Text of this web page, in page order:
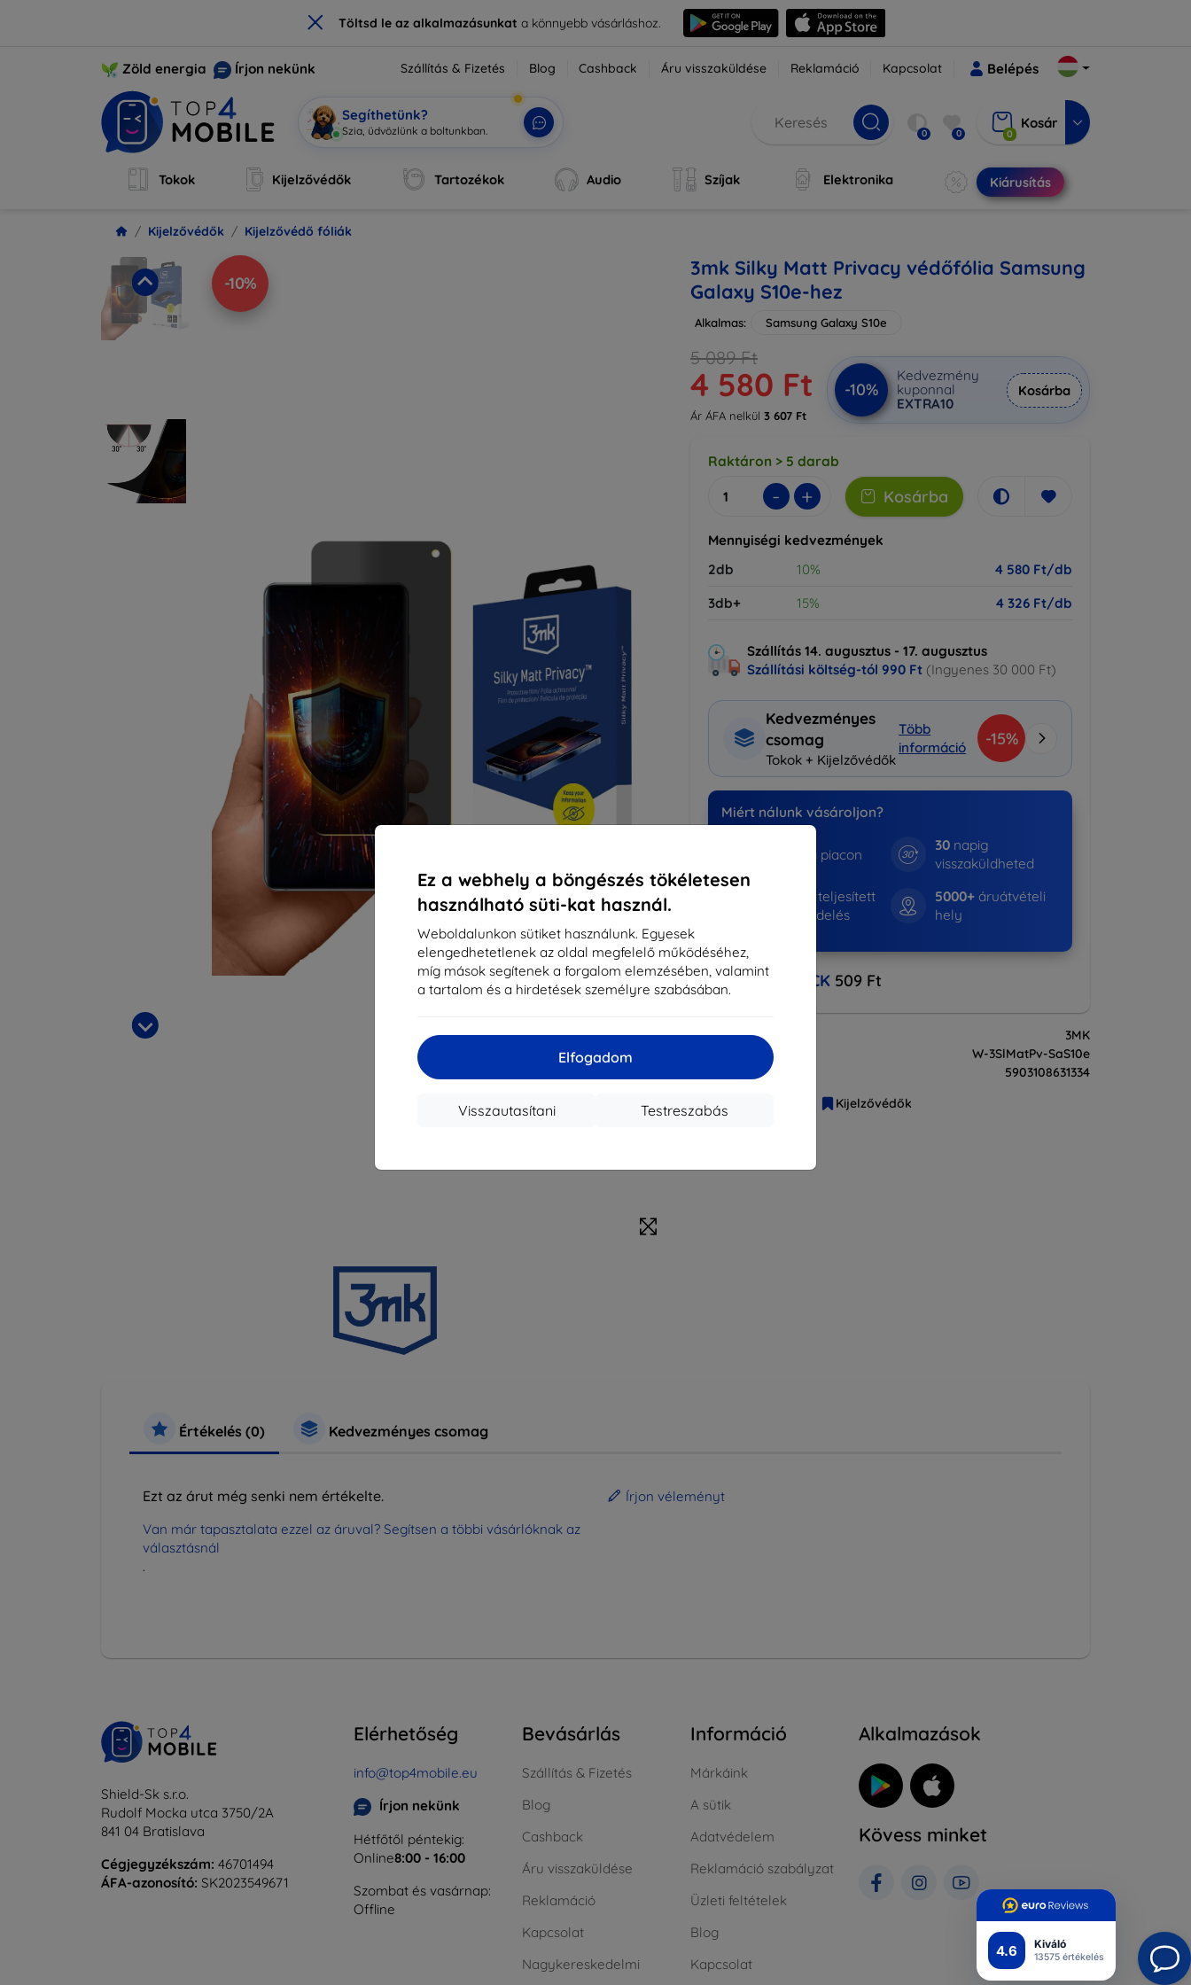
× Töltsd le az alkalmazásunkata könnyebb vásárláshoz.
4.6 Kiváló
13575 értékelés
Ez a webhely a böngészés tökéletesen
használható süti-kat használ.
Weboldalunkon sütiket használunk. Egyesek
elengedhetetlenek az oldal megfelelő működéséhez,
míg mások segítenek a forgalom elemzésében, valamint
a tartalom és a hirdetések személyre szabásában.
Elfogadom
Testreszabás
Visszautasítani
Zöld energia Írjon nekünk Szállítás & Fizetés Blog Cashback Áru visszaküldése Reklamáció Kapcsolat Belépés
Segíthetünk?
M| 0 0 0
Kosár
Tokok Kijelzővédők Tartozékok Audio Szíjak Elektronika Kiárusítás
Kijelzővédők Kijelzővédő fóliák
-10%
3mk Silky Matt Privacy védőfólia Samsung
Galaxy S10e-hez
Alkalmas: Samsung Galaxy S10e
5 089 Ft
4 580 Ft
Ár ÁFA nelkül 3 607 Ft
-10%
Kedvezmény
kuponnal
EXTRA10
Kosárba
Raktáron > 5 darab
- + Kosárba
Mennyiségi kedvezmények
2db
10%
4 580 Ft/db
3db+
15% 4 326 Ft/db
Szállítás 14. augusztus - 17. augusztus
Szállítási költség-tól 990 Ft (Ingyenes 30 000 Ft)
Kedvezményes
csomag
Tokok + Kijelzővédők
Több
információ
-15%
Miért nálunk vásároljon?
éve a piacon
30napig
visszaküldheted
teljesített
megrendelés
5000+áruátvételi
hely
CASHBACK 509 Ft
Márka
3MK
Gyártói cikkszám
W-3SlMatPv-SaS10e
5903108631334
Kijelzővédő fóliák
Kijelzővédők
Értékelés (0) Kedvezményes csomag
Ezt az árut még senki nem értékelte.
Van már tapasztalata ezzel az áruval? Segítsen a többi vásárlóknak az
választásnál
.
Írjon véleményt
Shield-Sk s.r.o.
Rudolf Mocka utca 3750/2A
841 04 Bratislava
Cégjegyzékszám: 46701494
ÁFA-azonosító: SK2023549671
Elérhetőség
info@top4mobile.eu
Írjon nekünk
Hétfőtől péntekig:
Online8:00 - 16:00
Szombat és vasárnap:
Offline
Bevásárlás
Szállítás & Fizetés
Blog
Cashback
Áru visszaküldése
Reklamáció
Kapcsolat
Nagykereskedelmi
Információ
Márkáink
A sütik
Adatvédelem
Reklamáció szabályzat
Üzleti feltételek
Blog
Kapcsolat
Alkalmazások
Kövess minket